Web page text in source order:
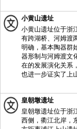
小黄山遗址
小黄山遗址位于浙
有跨湖桥、河姆渡
明确，基本陶器群
器形制与河姆渡文
在的发展演化关系
也进一步证实了上
皇朝墩遗址
皇朝墩遗址位于浙
西侧，衢江北岸，